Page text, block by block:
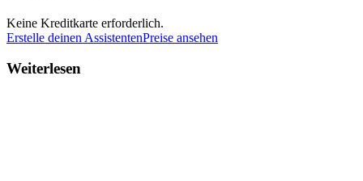
Keine Kreditkarte erforderlich.
Erstelle deinen AssistentenPreise ansehen
Weiterlesen